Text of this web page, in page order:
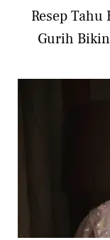
Resep Tahu
Gurih